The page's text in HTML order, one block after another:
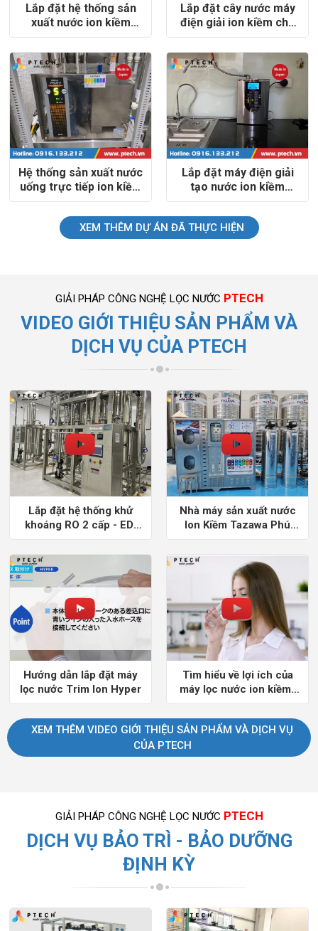
Lắp đặt hệ thống sản
xuất nước ion kiềm
đóng chai, đóng bình
Ion One - Vĩnh Phúc
Lắp đặt cây nước máy
điện giải ion kiềm cho
trường quốc tế Nhật
Bản
Hệ thống sản xuất nước
uống trực tiếp ion kiềm
giàu hydro cho Công ty
cổ phần Giải pháp thanh
toán Việt Nam VNPay
Lắp đặt máy điện giải
tạo nước ion kiềm
Panasonic TK-AS66
XEM THÊM DỰ ÁN ĐÃ THỰC HIỆN
GIẢI PHÁP CÔNG NGHỆ LỌC NƯỚC PTECH
VIDEO GIỚI THIỆU SẢN PHẨM VÀ
DỊCH VỤ CỦA PTECH
Lắp đặt hệ thống khử
khoáng RO 2 cấp - EDI
cho nhà máy Hàn Quốc
Nhà máy sản xuất nước
Ion Kiềm Tazawa Phú
Quốc
Hướng dẫn lắp đặt máy
lọc nước Trim Ion Hyper
Tìm hiểu về lợi ích của
máy lọc nước ion kiềm |
Bác sĩ Trần Minh Giang -
Bệnh viện Gia Định
XEM THÊM VIDEO GIỚI THIỆU SẢN PHẨM VÀ DỊCH VỤ
CỦA PTECH
GIẢI PHÁP CÔNG NGHỆ LỌC NƯỚC PTECH
DỊCH VỤ BẢO TRÌ - BẢO DƯỠNG
ĐỊNH KỲ